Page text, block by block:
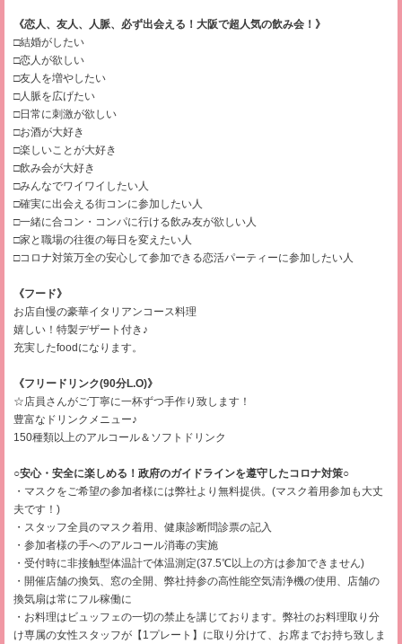
《恋人、友人、人脈、必ず出会える！大阪で超人気の飲み会！》
□結婚がしたい
□恋人が欲しい
□友人を増やしたい
□人脈を広げたい
□日常に刺激が欲しい
□お酒が大好き
□楽しいことが大好き
□飲み会が大好き
□みんなでワイワイしたい人
□確実に出会える街コンに参加したい人
□一緒に合コン・コンパに行ける飲み友が欲しい人
□家と職場の往復の毎日を変えたい人
□コロナ対策万全の安心して参加できる恋活パーティーに参加したい人
《フード》
お店自慢の豪華イタリアンコース料理
嬉しい！特製デザート付き♪
充実したfoodになります。
《フリードリンク(90分L.O)》
☆店員さんがご丁寧に一杯ずつ手作り致します！
豊富なドリンクメニュー♪
150種類以上のアルコール＆ソフトドリンク
○安心・安全に楽しめる！政府のガイドラインを遵守したコロナ対策○
・マスクをご希望の参加者様には弊社より無料提供。(マスク着用参加も大丈
夫です！)
・スタッフ全員のマスク着用、健康診断問診票の記入
・参加者様の手へのアルコール消毒の実施
・受付時に非接触型体温計で体温測定(37.5℃以上の方は参加できません)
・開催店舗の換気、窓の全開、弊社持参の高性能空気清浄機の使用、店舗の
換気扇は常にフル稼働に
・お料理はビュッフェの一切の禁止を講じております。弊社のお料理取り分
け専属の女性スタッフが【1プレート】に取り分けて、お席までお持ち致しま